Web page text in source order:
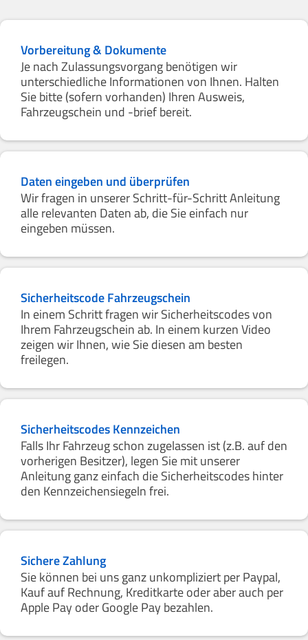
Vorbereitung & Dokumente
Je nach Zulassungsvorgang benötigen wir
unterschiedliche Informationen von Ihnen. Halten
Sie bitte (sofern vorhanden) Ihren Ausweis,
Fahrzeugschein und -brief bereit.
Daten eingeben und überprüfen
Wir fragen in unserer Schritt-für-Schritt Anleitung
alle relevanten Daten ab, die Sie einfach nur
eingeben müssen.
Sicherheitscode Fahrzeugschein
In einem Schritt fragen wir Sicherheitscodes von
Ihrem Fahrzeugschein ab. In einem kurzen Video
zeigen wir Ihnen, wie Sie diesen am besten
freilegen.
Sicherheitscodes Kennzeichen
Falls Ihr Fahrzeug schon zugelassen ist (z.B. auf den
vorherigen Besitzer), legen Sie mit unserer
Anleitung ganz einfach die Sicherheitscodes hinter
den Kennzeichensiegeln frei.
Sichere Zahlung
Sie können bei uns ganz unkompliziert per Paypal,
Kauf auf Rechnung, Kreditkarte oder aber auch per
Apple Pay oder Google Pay bezahlen.